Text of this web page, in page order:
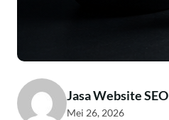
Jasa Website SEO
Mei 26, 2026